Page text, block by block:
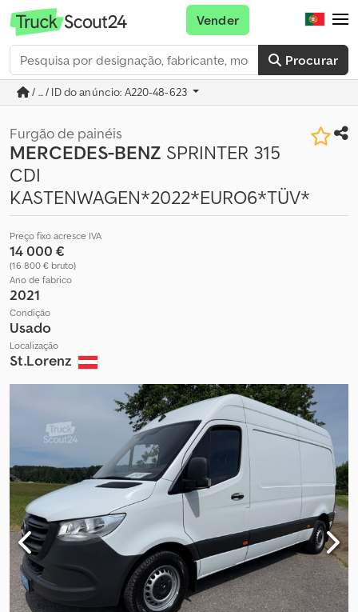
Procurar
Vender
/ ... / ID do anúncio: A220-48-623
Furgão de painéis
MERCEDES-BENZ SPRINTER 315
CDI
KASTENWAGEN*2022*EURO6*TÜV*
Preço fixo acresce IVA
14 000 €
(16 800 € bruto)
Ano de fabrico
2021
Condição
Usado
Localização
St.Lorenz